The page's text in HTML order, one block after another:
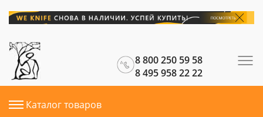
8 800 250 59 58
8 495 958 22 22
Каталог товаров